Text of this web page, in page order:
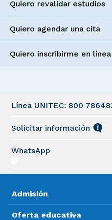
Quiero revalidar estudios
Quiero agendar una cita
Quiero inscribirme en línea
Línea UNITEC: 800
Solicitar información
WhatsApp
Admisión
Oferta educativa